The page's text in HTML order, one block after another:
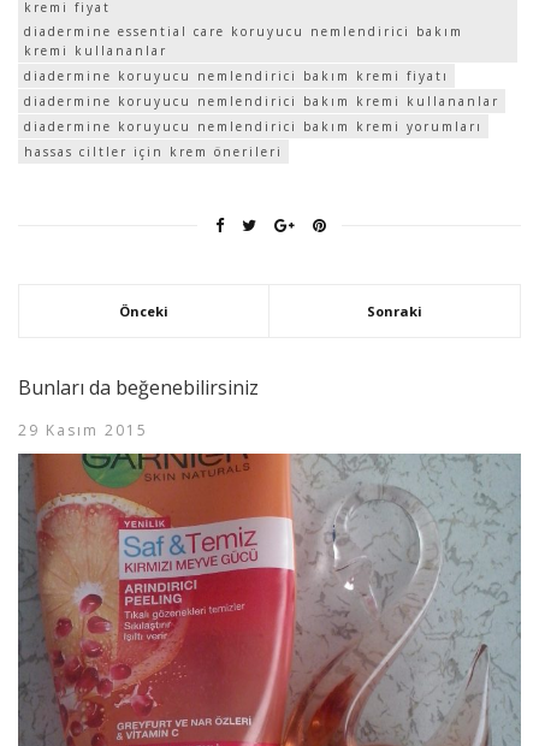
kremi fiyat
diadermine essential care koruyucu nemlendirici bakım
kremi kullananlar
diadermine koruyucu nemlendirici bakım kremi fiyatı
diadermine koruyucu nemlendirici bakım kremi kullananlar
diadermine koruyucu nemlendirici bakım kremi yorumları
hassas ciltler için krem önerileri
Önceki Sonraki
Bunları da beğenebilirsiniz
29 Kasım 2015